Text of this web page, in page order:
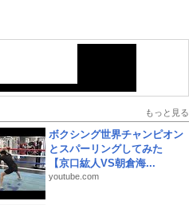
もっと見る
ボクシング世界チャンピオン
とスパーリングしてみた
【京口紘人VS朝倉海...
youtube.com